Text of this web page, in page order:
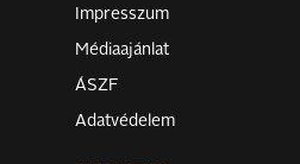
Impresszum
Médiaajánlat
ÁSZF
Adatvédelem